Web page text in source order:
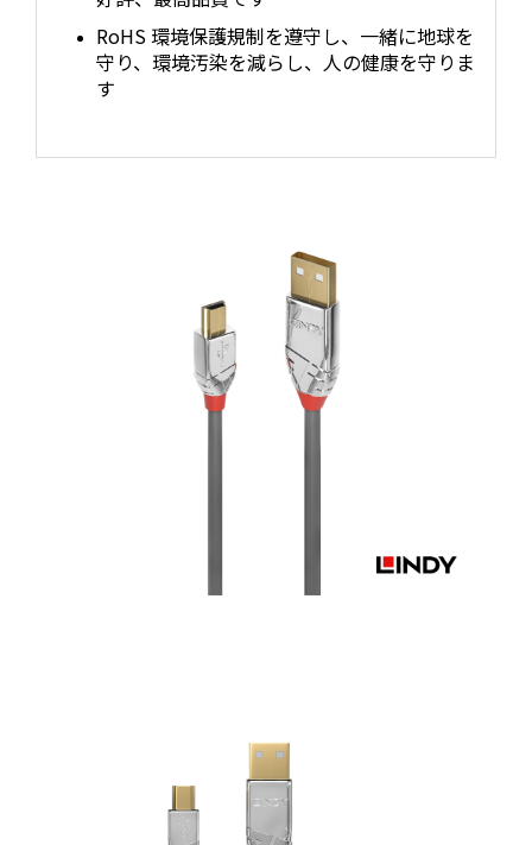
RoHS 環境保護規制を遵守し、一緒に地球を
守り、環境汚染を減らし、人の健康を守りま
す